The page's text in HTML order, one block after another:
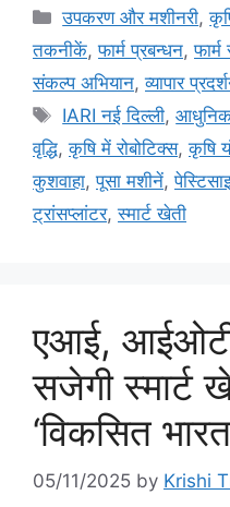
उपकरण और मशीनरी,
तकनीकें,फार्म प्रबन्धन,फार्म
संकल्प अभियान,व्यापार
IARI नई दिल्ली,
वृद्धि,कृषि में रोबोटिक्स,कृषि
कुशवाहा,पूसा मशीनें,
ट्रांसप्लांटर,स्मार्ट खेती
एआई, आईओटी
सजेगी स्मार्ट
‘विकसित
05/11/2025 by Krishi